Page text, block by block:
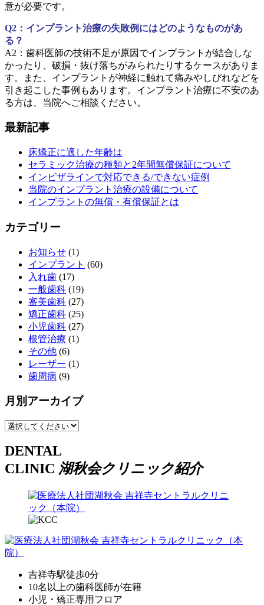
意が必要です。
Q2：インプラント治療の失敗例にはどのようなものがあ
る？
A2：歯科医師の技術不足が原因でインプラントが結合しな
かったり、破損・抜け落ちがみられたりするケースがありま
す。また、インプラントが神経に触れて痛みやしびれなどを
引き起こした事例もあります。インプラント治療に不安のあ
る方は、当院へご相談ください。
最新記事
床矯正に適した年齢は
セラミック治療の種類と2年間無償保証について
インビザラインで対応できる/できない症例
当院のインプラント治療の設備について
インプラントの無償・有償保証とは
カテゴリー
お知らせ (1)
インプラント (60)
入れ歯 (17)
一般歯科 (19)
審美歯科 (27)
矯正歯科 (25)
小児歯科 (27)
根管治療 (1)
その他 (6)
レーザー (1)
歯周病 (9)
月別アーカイブ
DENTAL
CLINIC 湖秋会クリニック紹介
吉祥寺駅徒歩0分
10名以上の歯科医師が在籍
小児・矯正専用フロア